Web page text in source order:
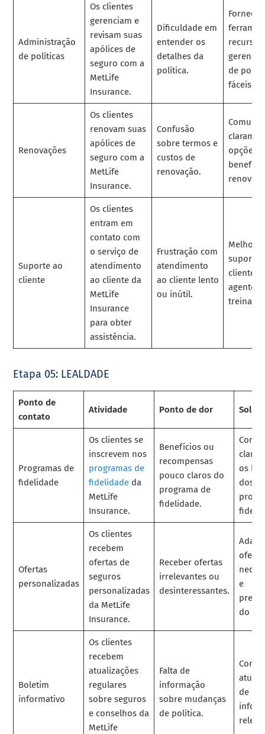
Administração
de políticas
Os clientes
gerenciam e
revisam suas
apólices de
seguro com a
MetLife
Insurance.
Dificuldade em
entender os
detalhes da
política.
Forneça
de
fáceis
Renovações
Os clientes
renovam suas
apólices de
seguro com a
MetLife
Insurance.
Confusão
sobre termos e
custos de
renovação.
opções
Suporte ao
cliente
Os clientes
entram em
contato com
o serviço de
atendimento
ao cliente da
MetLife
Insurance
para obter
assistência.
Frustração com
atendimento
ao cliente lento
ou inútil.
Melhore
suporte
cliente
agentes
Etapa 05: LEALDADE
Ponto de
contato
Atividade Ponto de dor
Programas de
fidelidade
Os clientes se
inscrevem nos
programas de
fidelidadeda
MetLife
Insurance.
Benefícios ou
recompensas
pouco claros do
programa de
fidelidade.
os
dos
Ofertas
personalizadas
Os clientes
recebem
ofertas de
seguros
personalizadas
da MetLife
Insurance.
Receber ofertas
irrelevantes ou
desinteressantes.
e
do
Boletim
informativo
Os clientes
recebem
atualizações
regulares
sobre seguros
e conselhos da
MetLife
Falta de
informação
sobre mudanças
de política.
de